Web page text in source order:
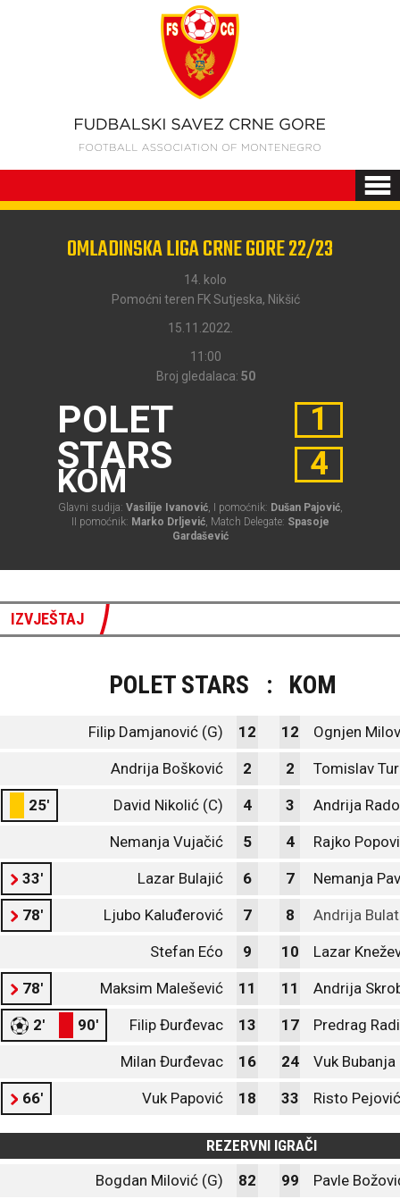
OMLADINSKA LIGA CRNE GORE 22/23
14. kolo
Pomoćni teren FK Sutjeska, Nikšić
15.11.2022.
11:00
Broj gledalaca: 50
POLET
STARS
KOM
1
4
Glavni sudija: Vasilije Ivanović, I pomoćnik: Dušan Pajović,
II pomoćnik: Marko Drljević, Match Delegate: Spasoje
Gardašević
IZVJEŠTAJ
POLET STARS : KOM
Filip Damjanović (G) 12 12 Ognjen
Andrija Bošković 2 2 Tomislav
25' David Nikolić (C) 4 3 Andrija
Nemanja Vujačić 5 4 Rajko
33' Lazar Bulajić 6 7 Nemanja
78' Ljubo Kaluđerović 7 8 Andrija
Stefan Ećo 9 10 Lazar
78' Maksim Malešević 11 11 Andrija
2' 90' Filip Đurđevac 13 17 Predrag
Milan Đurđevac 16 24 Vuk Bubanja
66' Vuk Papović 18 33 Risto Pejović
REZERVNI IGRAČI
Bogdan Milović (G)
82 99 Pavle